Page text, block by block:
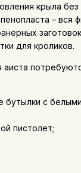
крыла
– вся
для кроликов.
аиста
бутылки с
пистолет;